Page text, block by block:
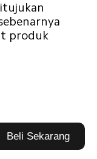
Beli Sekarang
produk